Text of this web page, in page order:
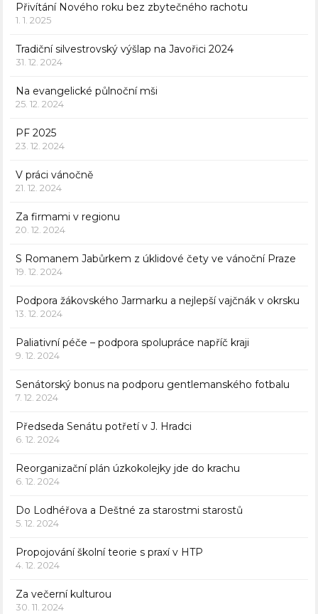
Přivítání Nového roku bez zbytečného rachotu
1. 1. 2025
Tradiční silvestrovský výšlap na Javořici 2024
31. 12. 2024
Na evangelické půlnoční mši
25. 12. 2024
PF 2025
23. 12. 2024
V práci vánočně
21. 12. 2024
Za firmami v regionu
20. 12. 2024
S Romanem Jabůrkem z úklidové čety ve vánoční Praze
19. 12. 2024
Podpora žákovského Jarmarku a nejlepší vajčnák v okrsku
13. 12. 2024
Paliativní péče – podpora spolupráce napříč kraji
9. 12. 2024
Senátorský bonus na podporu gentlemanského fotbalu
7. 12. 2024
Předseda Senátu potřetí v J. Hradci
6. 12. 2024
Reorganizační plán úzkokolejky jde do krachu
6. 12. 2024
Do Lodhéřova a Deštné za starostmi starostů
5. 12. 2024
Propojování školní teorie s praxí v HTP
4. 12. 2024
Za večerní kulturou
30. 11. 2024